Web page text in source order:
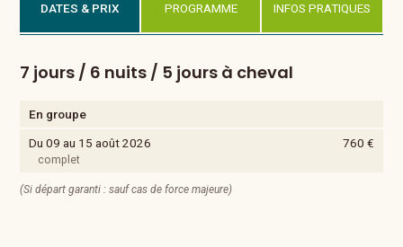
DATES & PRIX PROGRAMME INFOS PRATIQUES
7 jours / 6 nuits / 5 jours à cheval
En groupe
Du 09 au 15 août 2026
760 €
complet
(Si départ garanti : sauf cas de force majeure)